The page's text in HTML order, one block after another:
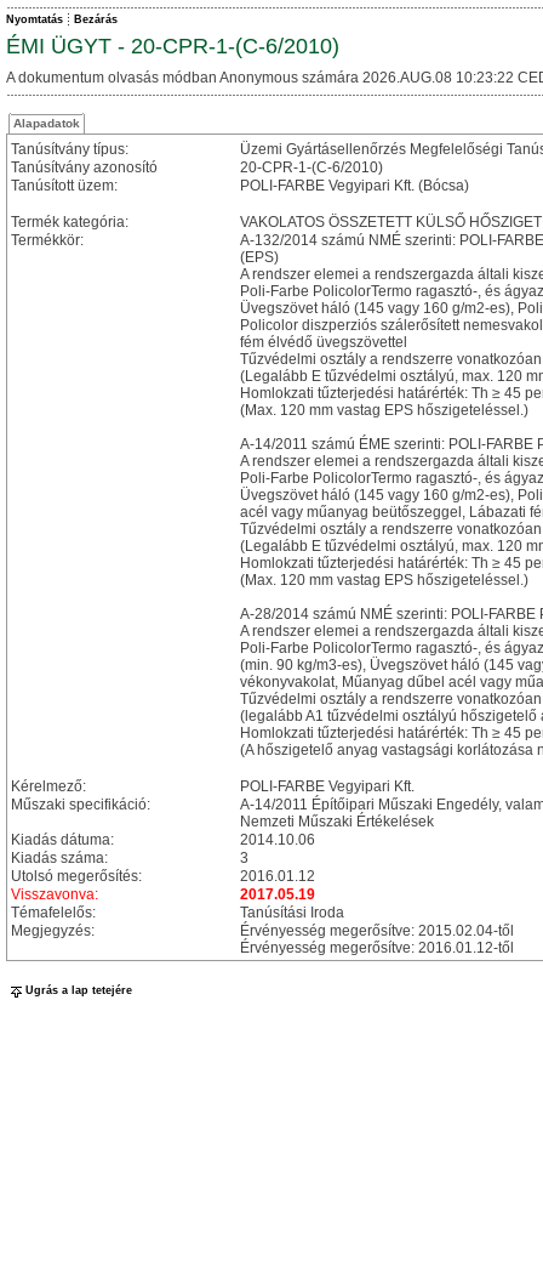
Nyomtatás Bezárás
ÉMI ÜGYT - 20-CPR-1-(C-6/2010)
A dokumentum olvasás módban Anonymous számára 2026.AUG.08 10:23:22
Alapadatok
Tanúsítvány típus:
Üzemi Gyártásellenőrzés Megfelelőségi
Tanúsítvány azonosító
20-CPR-1-(C-6/2010)
Tanúsított üzem:
POLI-FARBE Vegyipari Kft. (Bócsa)
Termék kategória:
VAKOLATOS ÖSSZETETT KÜLSŐ
Termékkör:
A-132/2014 számú NMÉ szerinti: POLI-
(EPS)
A rendszer elemei a rendszergazda általi
Poli-Farbe PolicolorTermo ragasztó-, és
Üvegszövet háló (145 vagy 160 g/m2-es),
Policolor diszperziós szálerősített
fém élvédő üvegszövettel
Tűzvédelmi osztály a rendszerre
(Legalább E tűzvédelmi osztályú, max. 120
Homlokzati tűzterjedési határérték: Th ≥ 45
(Max. 120 mm vastag EPS hőszigeteléssel.)
A-14/2011 számú ÉME szerinti: POLI-
A rendszer elemei a rendszergazda általi
Poli-Farbe PolicolorTermo ragasztó-, és
Üvegszövet háló (145 vagy 160 g/m2-es),
acél vagy műanyag beütőszeggel, Lábazati
Tűzvédelmi osztály a rendszerre
(Legalább E tűzvédelmi osztályú, max. 120
Homlokzati tűzterjedési határérték: Th ≥ 45
(Max. 120 mm vastag EPS hőszigeteléssel.)
A-28/2014 számú NMÉ szerinti: POLI-
A rendszer elemei a rendszergazda általi
Poli-Farbe PolicolorTermo ragasztó-, és
(min. 90 kg/m3-es), Üvegszövet háló (145
vékonyvakolat, Műanyag dűbel acél vagy
Tűzvédelmi osztály a rendszerre
(legalább A1 tűzvédelmi osztályú hőszigetelő
Homlokzati tűzterjedési határérték: Th ≥ 45
(A hőszigetelő anyag vastagsági korlátozása
Kérelmező:
POLI-FARBE Vegyipari Kft.
Műszaki specifikáció:
A-14/2011 Építőipari Műszaki Engedély,
Nemzeti Műszaki Értékelések
Kiadás dátuma:
2014.10.06
Kiadás száma:
3
Utolsó megerősítés:
2016.01.12
Visszavonva:
2017.05.19
Témafelelős:
Tanúsítási Iroda
Megjegyzés:
Érvényesség megerősítve: 2015.02.04-től
Érvényesség megerősítve: 2016.01.12-től
Ugrás a lap tetejére